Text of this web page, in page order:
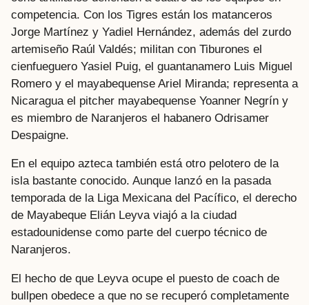
competencia. Con los Tigres están los matanceros
Jorge Martínez y Yadiel Hernández, además del zurdo
artemiseño Raúl Valdés; militan con Tiburones el
cienfueguero Yasiel Puig, el guantanamero Luis Miguel
Romero y el mayabequense Ariel Miranda; representa a
Nicaragua el pitcher mayabequense Yoanner Negrín y
es miembro de Naranjeros el habanero Odrisamer
Despaigne.
En el equipo azteca también está otro pelotero de la
isla bastante conocido. Aunque lanzó en la pasada
temporada de la Liga Mexicana del Pacífico, el derecho
de Mayabeque Elián Leyva viajó a la ciudad
estadounidense como parte del cuerpo técnico de
Naranjeros.
El hecho de que Leyva ocupe el puesto de coach de
bullpen obedece a que no se recuperó completamente